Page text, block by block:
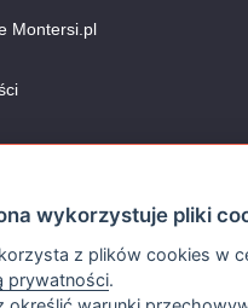
Montersi.pl
Partnerawykorzystuje pliki
z plików cookies w
prywatności.